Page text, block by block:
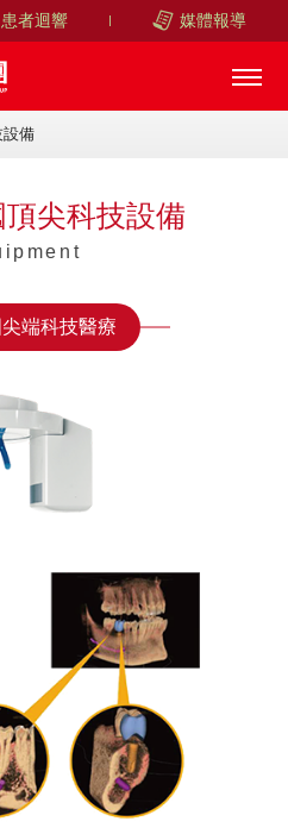
患者迴響 媒體報導
設備
尖科技設備
端科技醫療